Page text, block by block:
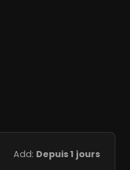
Add: Depuis 1 jours